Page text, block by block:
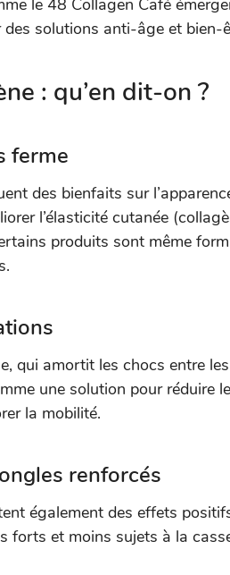
solutions anti-âge et bien-
: qu’en dit-on ?
ferme
des bienfaits sur
l’élasticité cutanée
produits sont même
qui amortit les chocs entre
une solution pour réduire
la mobilité.
renforcés
également des effets
forts et moins sujets à la